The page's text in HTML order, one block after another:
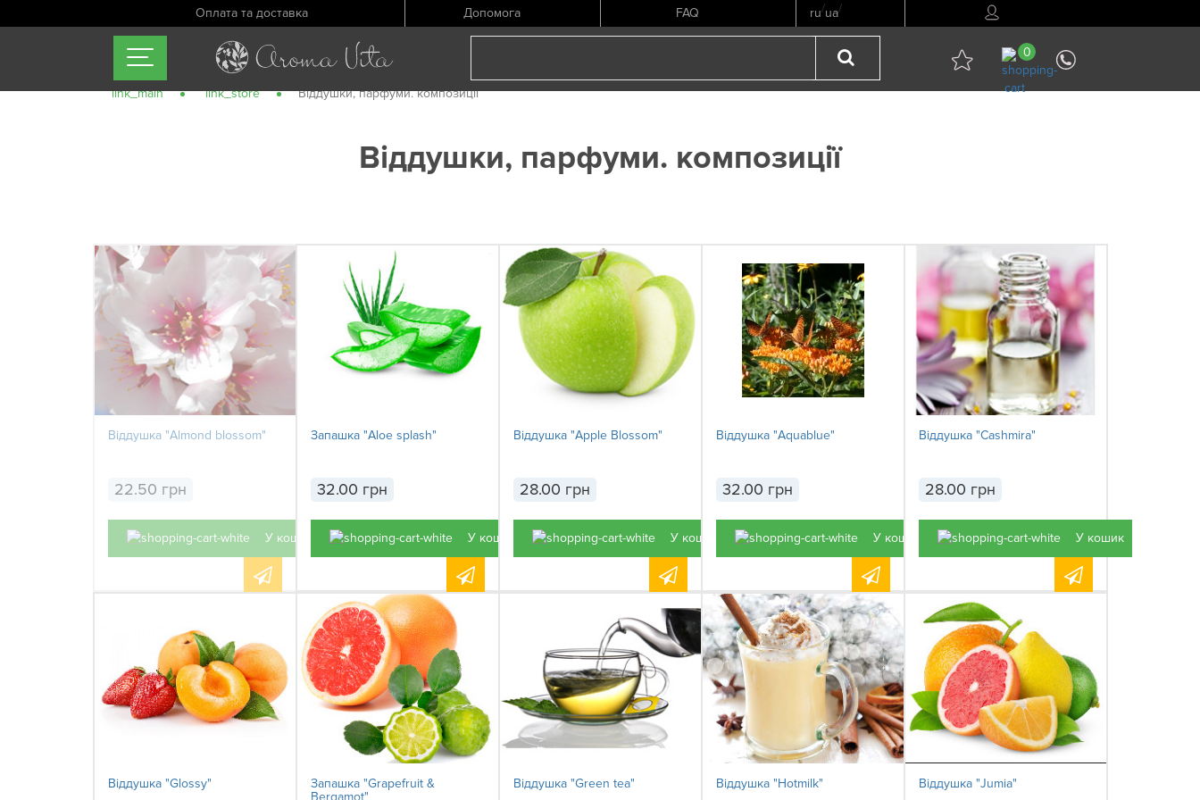
Оплата та доставка Допомога FAQ ru/ua/
0
link_main link_store Віддушки, парфуми. композиції
Віддушки, парфуми. композиції
Віддушка "Almond blossom"
22.50 грн
У кошик
Запашка "Aloe splash"
32.00 грн
У кошик
Віддушка "Apple Blossom"
28.00 грн
У кошик
Віддушка "Aquablue"
32.00 грн
У кошик
Віддушка "Cashmira"
28.00 грн
У кошик
Віддушка "Glossy"
Запашка "Grapefruit &
Bergamot"
Віддушка "Green tea" Віддушка "Hotmilk" Віддушка "Jumia"